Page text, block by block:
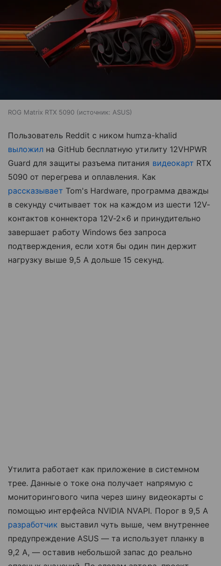
ROG Matrix RTX 5090 источник: ASUS
Пользователь Reddit с ником humza-khalid
выложил на GitHub бесплатную утилиту 12VHPWR
Guard для защиты разъема питания видеокарт RTX
5090 от перегрева и оплавления. Как
рассказывает Tom's Hardware, программа дважды
в секунду считывает ток на каждом из шести 12V-
контактов коннектора 12V-2×6 и принудительно
завершает работу Windows без запроса
подтверждения, если хотя бы один пин держит
нагрузку выше 9,5 А дольше 15 секунд.
Утилита работает как приложение в системном
трее. Данные о токе она получает напрямую с
мониторингового чипа через шину видеокарты с
помощью интерфейса NVIDIA NVAPI. Порог в 9,5 А
разработчик выставил чуть выше, чем внутреннее
предупреждение ASUS — та использует планку в
9,2 А, — оставив небольшой запас до реально